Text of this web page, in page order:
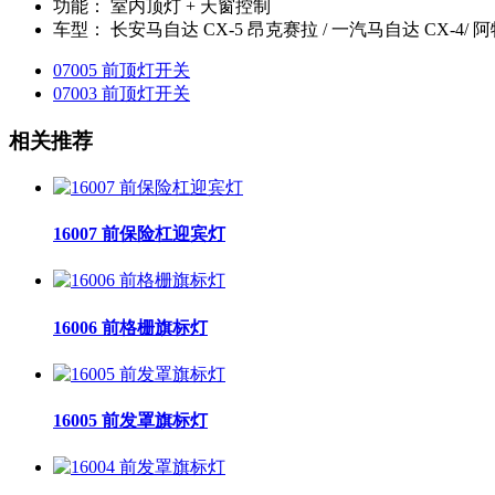
功能：
室内顶灯 + 天窗控制
车型：
长安马自达 CX-5 昂克赛拉 / 一汽马自达 CX-4/ 阿
07005 前顶灯开关
07003 前顶灯开关
相关推荐
16007 前保险杠迎宾灯
16006 前格栅旗标灯
16005 前发罩旗标灯